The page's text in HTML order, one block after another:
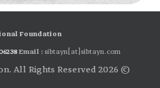
Foundation
Email :sibtayn[at]sibtayn.com
© 2026 Sibtayn International Foundation. All Rights Reserved.